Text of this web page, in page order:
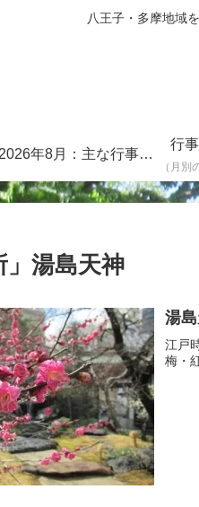
八王子・多摩地域
2026年8月：主な行事・イベント一覧
行
（月別
」湯島天神
湯
江戸
梅・